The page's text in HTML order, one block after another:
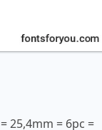
25,4mm = 6pc =